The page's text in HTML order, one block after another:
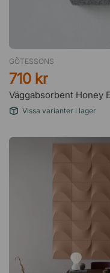
GÖTESSONS
Väggabsorbent Honey
710 kr
Vissa varianter i lager